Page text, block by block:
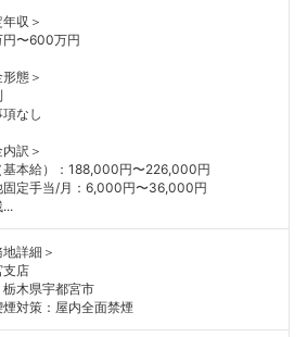
年収＞
〜600万円
形態＞
なし
内訳＞
基本給）：188,000円〜226,000円
固定手当/月：6,000円〜36,000円
...
地詳細＞
支店
栃木県宇都宮市
対策：屋内全面禁煙